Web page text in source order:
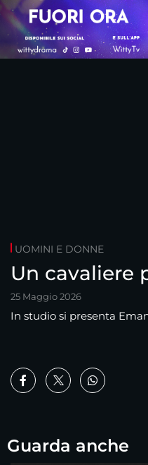
UOMINI E DONNE
Un cavaliere
25 Maggio 2026
In studio si presenta
Guarda anche